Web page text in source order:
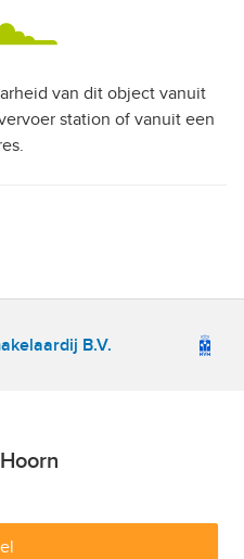
B.V.
van dit object vanuit
station of vanuit een